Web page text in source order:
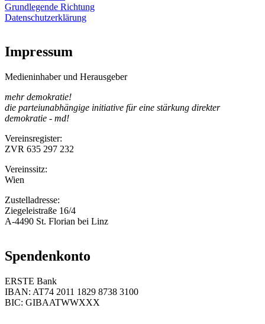
Grundlegende Richtung
Datenschutzerklärung
Impressum
Medieninhaber und Herausgeber
mehr demokratie!
die parteiunabhängige initiative für eine stärkung direkter
demokratie - md!
Vereinsregister:
ZVR 635 297 232
Vereinssitz:
Wien
Zustelladresse:
Ziegeleistraße 16/4
A-4490 St. Florian bei Linz
Spendenkonto
ERSTE Bank
IBAN: AT74 2011 1829 8738 3100
BIC: GIBAATWWXXX